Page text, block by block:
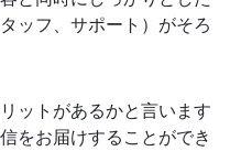
ッフ、サポート）がそろ
ットがあるかと言います
をお届けすることができ